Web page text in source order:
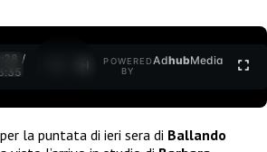
/
POWERED
BY
AdhubMedia
la puntata di ieri sera di Ballando